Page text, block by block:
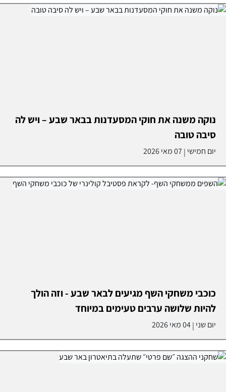
נוקה משנה את חוקי המסעדנות בבאר שבע – ויש לה
סיבה טובה
יום חמישי |07 מאי 2026
כוכבי משחקי השף מגיעים לבאר שבע - וזה הולך
להיות שלושה ערבים טעימים במיוחד
יום שני |04 מאי 2026